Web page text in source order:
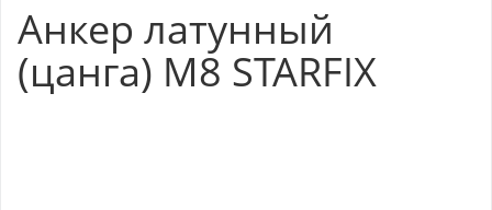
Анкер латунный
(цанга) М8 STARFIX